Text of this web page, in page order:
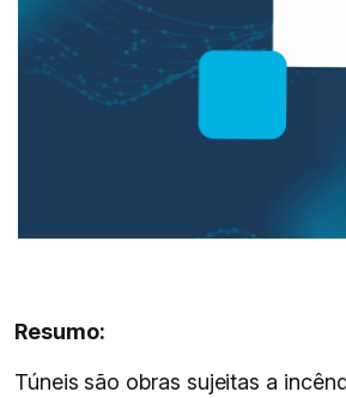
Resumo:
Túneis são obras sujeitas a